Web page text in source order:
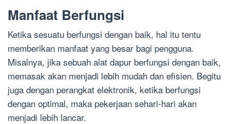
Manfaat Berfungsi
Ketika sesuatu berfungsi dengan baik, hal itu tentu
memberikan manfaat yang besar bagi pengguna.
Misalnya, jika sebuah alat dapur berfungsi dengan baik,
memasak akan menjadi lebih mudah dan efisien. Begitu
juga dengan perangkat elektronik, ketika berfungsi
dengan optimal, maka pekerjaan sehari-hari akan
menjadi lebih lancar.